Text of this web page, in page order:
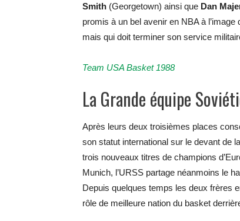
Smith (Georgetown) ainsi que Dan
promis à un bel avenir en NBA à
mais qui doit terminer son service
Team USA Basket 1988
La Grande équipe
Après leurs deux troisièmes places
son statut international sur le devant de
trois nouveaux titres de champions
Munich, l’URSS partage néanmoins le
Depuis quelques temps les deux frères
rôle de meilleure nation du basket